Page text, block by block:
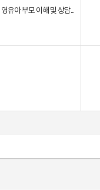
영유아 부모 이해 및 상담...